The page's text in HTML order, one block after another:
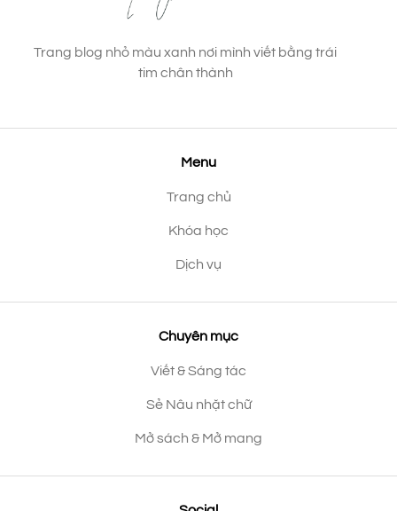
Trang blog nhỏ màu xanh nơi mình viết bằng trái
tim chân thành
Menu
Trang chủ
Khóa học
Dịch vụ
Chuyên mục
Viết & Sáng tác
Sẻ Nâu nhặt chữ
Mở sách & Mở mang